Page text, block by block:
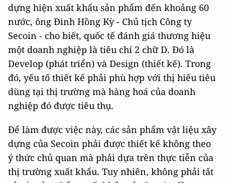
dựng hiện xuất khẩu sản phẩm đến khoảng 60
nước, ông Đinh Hồng Kỳ - Chủ tịch Công ty
Secoin - cho biết, quốc tế đánh giá thương hiệu
một doanh nghiệp là tiêu chí 2 chữ D. Đó là
Develop (phát triển) và Design (thiết kế). Trong
đó, yếu tố thiết kế phải phù hợp với thị hiếu tiêu
dùng tại thị trường mà hàng hoá của doanh
nghiệp đó được tiêu thụ.
Để làm được việc này, các sản phẩm vật liệu xây
dựng của Secoin phải được thiết kế không theo
ý thức chủ quan mà phải dựa trên thực tiễn của
thị trường xuất khẩu. Tuy nhiên, không phải tất